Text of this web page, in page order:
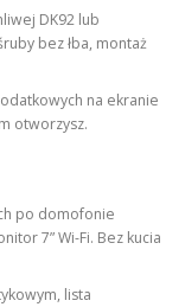
DK92 lub
bez łba, montaż
na ekranie
otworzysz.
po domofonie
7” Wi-Fi. Bez kucia
lista